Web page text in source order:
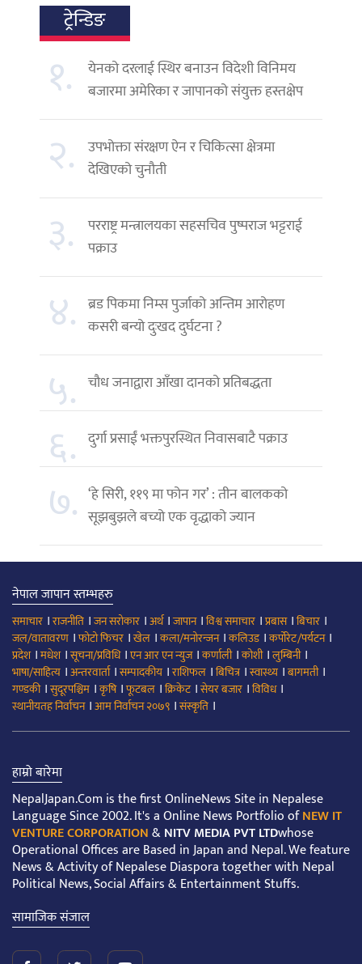
ट्रेन्डिङ
१.
येनको दरलाई स्थिर बनाउन विदेशी विनिमय
बजारमा अमेरिका र जापानको संयुक्त हस्तक्षेप
२. उपभोक्ता संरक्षण ऐन र चिकित्सा क्षेत्रमा
देखिएको चुनौती
३.
परराष्ट्र मन्त्रालयका सहसचिव पुष्पराज भट्टराई
पक्राउ
४. ब्रड पिकमा निम्स पुर्जाको अन्तिम आरोहण
कसरी बन्यो दुःखद दुर्घटना ?
५. चौध जनाद्वारा आँखा दानको प्रतिबद्धता
६. दुर्गा प्रसाईं भक्तपुरस्थित निवासबाटै पक्राउ
७. ‘हे सिरी, ११९ मा फोन गर’ : तीन बालकको
सूझबुझले बच्यो एक वृद्धाको ज्यान
नेपाल जापान स्तम्भहरु
समाचार ।राजनीति ।जन सरोकार ।अर्थ।जापान।विश्व समाचार ।प्रबास।बिचार ।
जल/वातावरण ।फोटो फिचर ।खेल ।कला/मनोरन्जन।कलिउड।कर्पोरेट/पर्यटन।
प्रदेश।मधेश।सूचना/प्रविधि।एन आर एन न्युज।कर्णाली।कोशी।लुम्बिनी।
भाषा/साहित्य ।अन्तरवार्ता।सम्पादकीय ।राशिफल ।बिचित्र।स्वास्थ्य ।बागमती।
गण्डकी।सुदूरपश्चिम ।कृषि।फूटबल ।क्रिकेट।सेयर बजार ।विविध।
स्थानीयतह निर्वाचन।आम निर्वाचन २०७९ ।संस्कृति ।
हाम्रो बारेमा
NepalJapan.Com is the first OnlineNews Site in Nepalese
Language Since 2002. It's a Online News Portfolio ofNEW IT
VENTURE CORPORATION&NITV MEDIA PVT LTDwhose
Operational Offices are Based in Japan and Nepal. We feature
News & Activity of Nepalese Diaspora together with Nepal
Political News, Social Affairs & Entertainment Stuffs.
सामाजिक संजाल